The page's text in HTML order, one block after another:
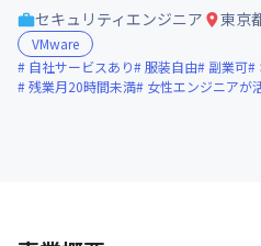
セキュリティエンジニア 東京
VMware
自社サービスあり
服装自由 副業可
残業月20時間未満
女性エンジニアが